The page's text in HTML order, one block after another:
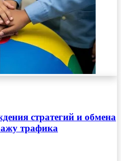
стратегий и обмена
трафика